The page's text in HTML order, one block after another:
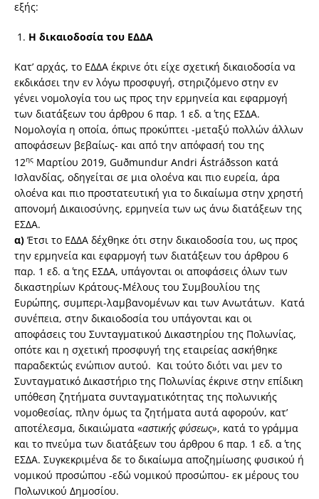
εξής:
Η δικαιοδοσία του ΕΔΔΑ
Κατ’ αρχάς, το ΕΔΔΑ έκρινε ότι είχε σχετική δικαιοδοσία να
εκδικάσει την εν λόγω προσφυγή, στηριζόμενο στην εν
γένει νομολογία του ως προς την ερμηνεία και εφαρμογή
των διατάξεων του άρθρου 6 παρ. 1 εδ. α΄ της ΕΣΔΑ.
Νομολογία η οποία, όπως προκύπτει -μεταξύ πολλών άλλων
αποφάσεων βεβαίως- και από την απόφασή του της
12ης Μαρτίου 2019, Guðmundur Andri Ástráðsson κατά
Ισλανδίας, οδηγείται σε μια ολοένα και πιο ευρεία, άρα
ολοένα και πιο προστατευτική για το δικαίωμα στην χρηστή
απονομή Δικαιοσύνης, ερμηνεία των ως άνω διατάξεων της
ΕΣΔΑ.
α) Έτσι το ΕΔΔΑ δέχθηκε ότι στην δικαιοδοσία του, ως προς
την ερμηνεία και εφαρμογή των διατάξεων του άρθρου 6
παρ. 1 εδ. α΄ της ΕΣΔΑ, υπάγονται οι αποφάσεις όλων των
δικαστηρίων Κράτους-Μέλους του Συμβουλίου της
Ευρώπης, συμπερι-λαμβανομένων και των Ανωτάτων. Κατά
συνέπεια, στην δικαιοδοσία του υπάγονται και οι
αποφάσεις του Συνταγματικού Δικαστηρίου της Πολωνίας,
οπότε και η σχετική προσφυγή της εταιρείας ασκήθηκε
παραδεκτώς ενώπιον αυτού. Και τούτο διότι ναι μεν το
Συνταγματικό Δικαστήριο της Πολωνίας έκρινε στην επίδικη
υπόθεση ζητήματα συνταγματικότητας της πολωνικής
νομοθεσίας, πλην όμως τα ζητήματα αυτά αφορούν, κατ’
αποτέλεσμα, δικαιώματα «αστικής φύσεως», κατά το γράμμα
και το πνεύμα των διατάξεων του άρθρου 6 παρ. 1 εδ. α΄ της
ΕΣΔΑ. Συγκεκριμένα δε το δικαίωμα αποζημίωσης φυσικού ή
νομικού προσώπου -εδώ νομικού προσώπου- εκ μέρους του
Πολωνικού Δημοσίου.